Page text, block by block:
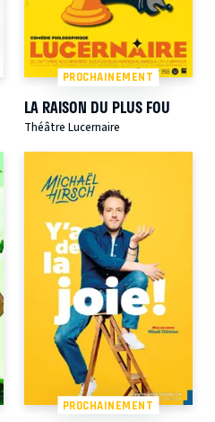
PROCHAINEMENT
LA RAISON DU PLUS FOU
Théâtre Lucernaire
PROCHAINEMENT